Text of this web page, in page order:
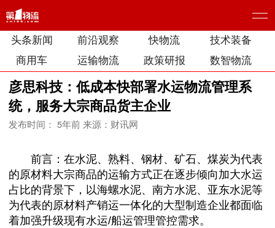
头条新闻 前沿观察 快物流
技术装备
商用车
运输物流 政策研报 数智物流
彦思科技：低成本快部署水运物流管理系
统，服务大宗商品货主企业
发布时间： 5年前来源：财讯网
前言：在水泥、熟料、钢材、矿石、煤炭为代表
的原材料大宗商品的运输方式正在逐步倾向加大水运
占比的背景下，以海螺水泥、南方水泥、亚东水泥等
为代表的原材料产销运一体化的大型制造企业都面临
着加强升级现有水运/船运管理管控需求。